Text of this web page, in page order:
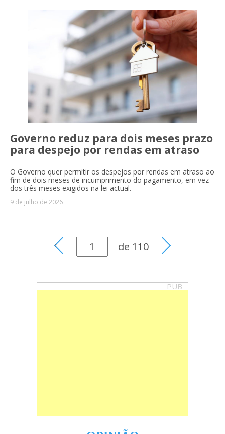
Governo reduz para dois meses prazo
para despejo por rendas em atraso
O Governo quer permitir os despejos por rendas em atraso ao
fim de dois meses de incumprimento do pagamento, em vez
dos três meses exigidos na lei actual.
9 de julho de 2026
de 110
PUB